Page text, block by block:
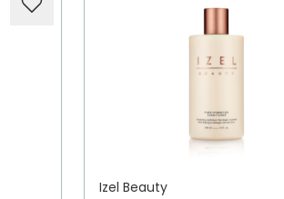
Izel Beauty